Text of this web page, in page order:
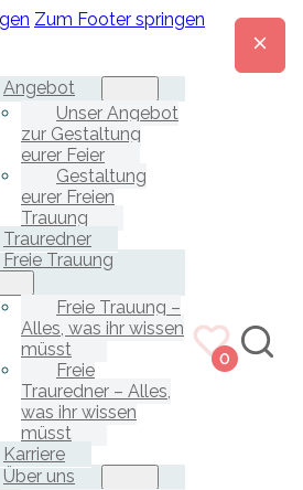
Zum Footer springen
Angebot
Unser Angebot
zur Gestaltung
eurer Feier
Gestaltung
eurer Freien
Trauung
Trauredner
Freie Trauung
Freie Trauung –
Alles, was ihr wissen
müsst
Freie
Trauredner – Alles,
was ihr wissen
müsst
Karriere
Über uns
0